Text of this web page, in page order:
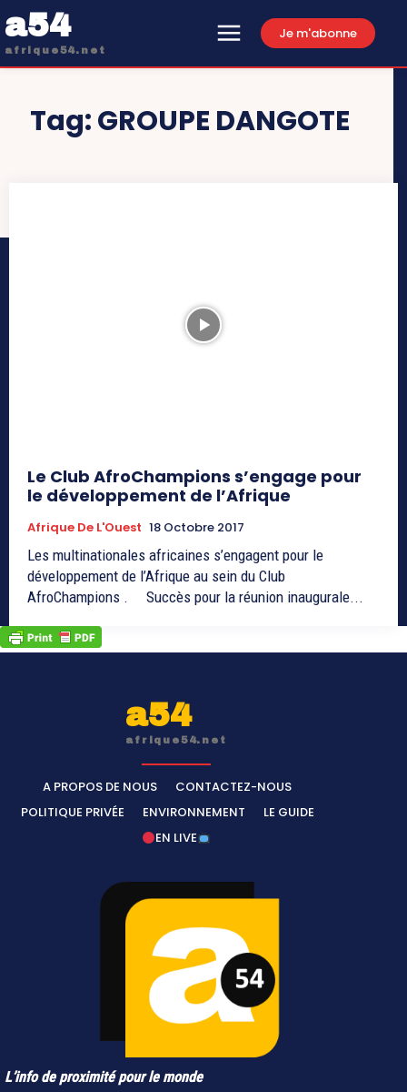
a54
afrique54.net
Je m'abonne
Tag:GROUPE DANGOTE
Le Club AfroChampions s’engage pour
le développement de l’Afrique
Afrique De L'Ouest 18 Octobre 2017
Les multinationales africaines s’engagent pour le
développement de l’Afrique au sein du Club
AfroChampions . Succès pour la réunion inaugurale...
a54
afrique54.net
A PROPOS DE NOUS
CONTACTEZ-NOUS
POLITIQUE PRIVÉE
ENVIRONNEMENT
LE GUIDE
EN LIVE
L’info de proximité pour le monde